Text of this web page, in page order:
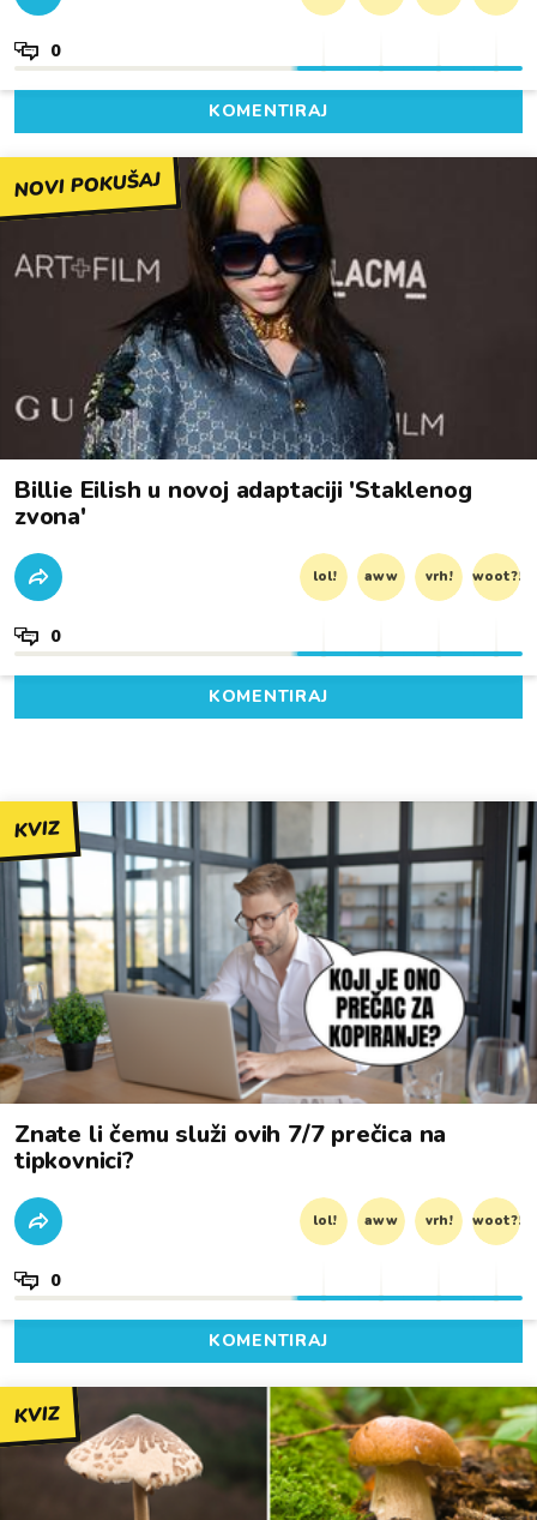
0
KOMENTIRAJ
NOVI POKUŠAJ
Billie Eilish u novoj adaptaciji 'Staklenog
zvona'
lol! aww vrh! woot?!
0
KOMENTIRAJ
KVIZ
Znate li čemu služi ovih 7/7 prečica na
tipkovnici?
lol! aww vrh! woot?!
0
KOMENTIRAJ
KVIZ